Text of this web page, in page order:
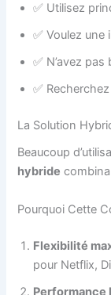
✅ Utilisez
✅ Voulez
✅ N’avez
✅
La Solution
Beaucoup
hybride
Pourquoi Cette
Flexibilité
pour Netflix,
Performance